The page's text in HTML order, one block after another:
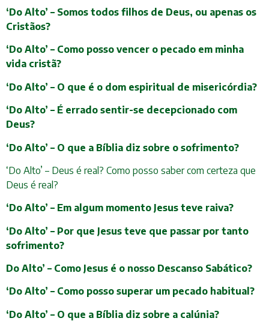
‘Do Alto’ – Somos todos filhos de Deus, ou apenas os
Cristãos?
‘Do Alto’ – Como posso vencer o pecado em minha
vida cristã?
‘Do Alto’ – O que é o dom espiritual de misericórdia?
‘Do Alto’ – É errado sentir-se decepcionado com
Deus?
‘Do Alto’ – O que a Bíblia diz sobre o sofrimento?
‘Do Alto’ – Deus é real? Como posso saber com certeza que
Deus é real?
‘Do Alto’ – Em algum momento Jesus teve raiva?
‘Do Alto’ – Por que Jesus teve que passar por tanto
sofrimento?
Do Alto’ – Como Jesus é o nosso Descanso Sabático?
‘Do Alto’ – Como posso superar um pecado habitual?
‘Do Alto’ – O que a Bíblia diz sobre a calúnia?